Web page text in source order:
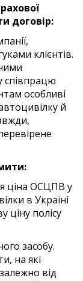
договір:
клієнтів.
співпрацю
особливі
й
ціна ОСЦПВ у
в Україні
ціну полісу
засобу.
на які
від